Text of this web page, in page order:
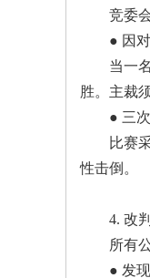
竞委
● 因
当一
胜。主裁
● 三
比赛
性击倒。
4. 改判
所有
● 发